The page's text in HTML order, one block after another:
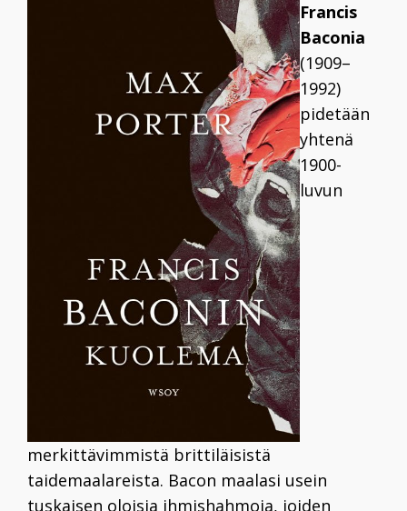
Francis
Baconia
(1909–
1992)
pidetään
yhtenä
1900-
luvun
merkittävimmistä brittiläisistä
taidemaalareista. Bacon maalasi usein
tuskaisen oloisia ihmishahmoja, joiden